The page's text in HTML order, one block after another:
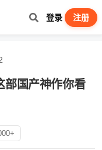
登录 注册
部国产神作你看